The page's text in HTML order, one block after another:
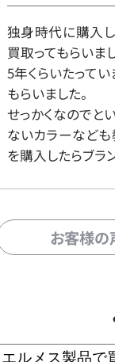
独身時代に購入
買取ってもらいま
5年くらいたって
もらいました。
せっかくなのでと
ないカラーなども
を購入したらブラ
お客様
エルメス製品で